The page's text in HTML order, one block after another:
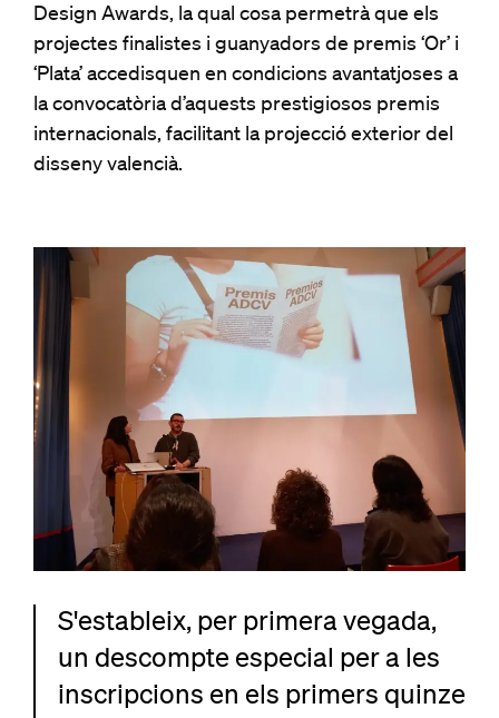
Design Awards, la qual cosa permetrà que els
projectes finalistes i guanyadors de premis ‘Or’ i
‘Plata’ accedisquen en condicions avantatjoses a
la convocatòria d’aquests prestigiosos premis
internacionals, facilitant la projecció exterior del
disseny valencià.
S'estableix, per primera vegada,
un descompte especial per a les
inscripcions en els primers quinze